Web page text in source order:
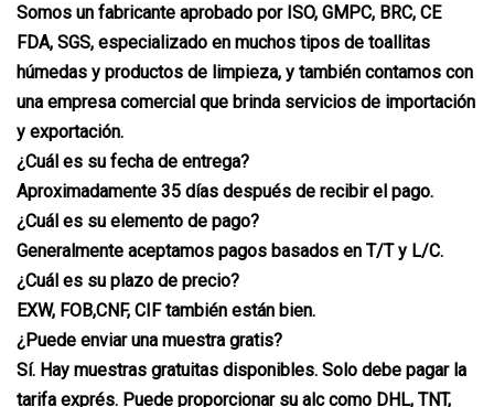
Somos un fabricante aprobado por ISO, GMPC, BRC, CE
FDA, SGS, especializado en muchos tipos de toallitas
húmedas y productos de limpieza, y también contamos con
una empresa comercial que brinda servicios de importación
y exportación.
¿Cuál es su fecha de entrega?
Aproximadamente 35 días después de recibir el pago.
¿Cuál es su elemento de pago?
Generalmente aceptamos pagos basados ​​en T/T y L/C.
¿Cuál es su plazo de precio?
EXW, FOB,CNF, CIF también están bien.
¿Puede enviar una muestra gratis?
Sí. Hay muestras gratuitas disponibles. Solo debe pagar la
tarifa exprés. Puede proporcionar su alc como DHL, TNT,